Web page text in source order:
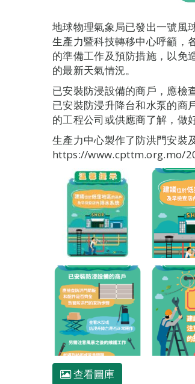
地球物理氣象局已發出一號風
生產力暨科技轉移中心呼籲，
的準備工作及預防措施，以免
的最新天氣情況。
已安裝防浸設備的商戶，應檢
已安裝防浸升降台和水泵的商
的工程公司或供應商了解，做
生產力中心製作了防洪門安裝
https://www.cpttm.org.mo/
查看圖庫